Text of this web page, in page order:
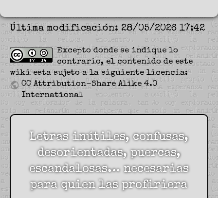
Última modificación: 28/05/2026 17:42
Excepto donde se indique lo
contrario, el contenido de este
wiki esta sujeto a la siguiente licencia:
CC Attribution-Share Alike 4.0
International
Letras inútiles, confusas,
desorientadas, puercas,
escandalosas… necesarias
para quien las profiriera